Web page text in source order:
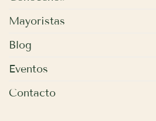
Mayoristas
Blog
Eventos
Contacto